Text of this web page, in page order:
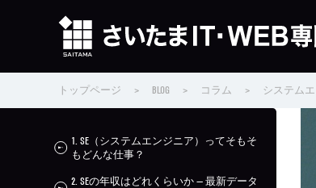
トップページ > BLOG > コラム > システム
1. SE（システムエンジニア）ってそもそ
もどんな仕事？
2. SEの年収はどれくらいか — 最新データ